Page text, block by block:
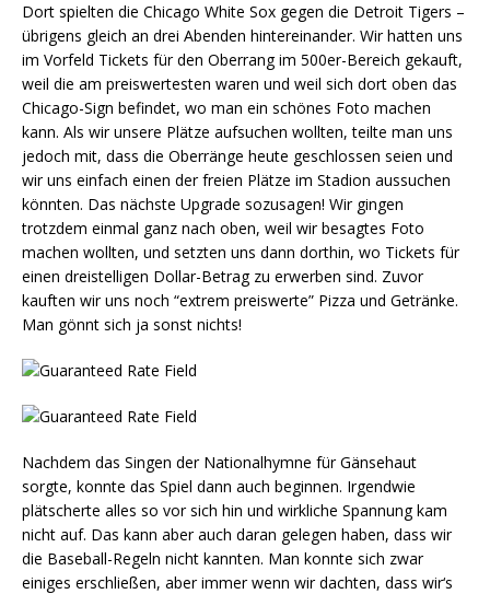
Dort spielten die Chicago White Sox gegen die Detroit Tigers –
übrigens gleich an drei Abenden hintereinander. Wir hatten uns
im Vorfeld Tickets für den Oberrang im 500er-Bereich gekauft,
weil die am preiswertesten waren und weil sich dort oben das
Chicago-Sign befindet, wo man ein schönes Foto machen
kann. Als wir unsere Plätze aufsuchen wollten, teilte man uns
jedoch mit, dass die Oberränge heute geschlossen seien und
wir uns einfach einen der freien Plätze im Stadion aussuchen
könnten. Das nächste Upgrade sozusagen! Wir gingen
trotzdem einmal ganz nach oben, weil wir besagtes Foto
machen wollten, und setzten uns dann dorthin, wo Tickets für
einen dreistelligen Dollar-Betrag zu erwerben sind. Zuvor
kauften wir uns noch “extrem preiswerte” Pizza und Getränke.
Man gönnt sich ja sonst nichts!
Nachdem das Singen der Nationalhymne für Gänsehaut
sorgte, konnte das Spiel dann auch beginnen. Irgendwie
plätscherte alles so vor sich hin und wirkliche Spannung kam
nicht auf. Das kann aber auch daran gelegen haben, dass wir
die Baseball-Regeln nicht kannten. Man konnte sich zwar
einiges erschließen, aber immer wenn wir dachten, dass wir‘s